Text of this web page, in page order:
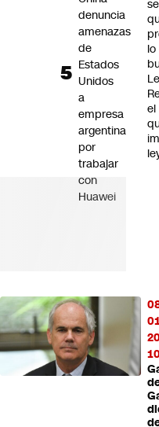
el
denuncia
amenazas
de
Estados
Unidos
a
empresa
argentina
por
trabajar
con
Huawei